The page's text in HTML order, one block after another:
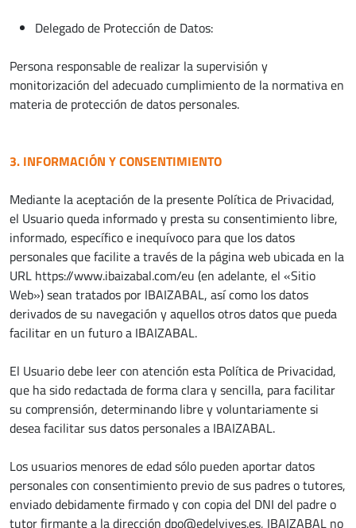
Delegado de Protección de Datos:
Persona responsable de realizar la supervisión y
monitorización del adecuado cumplimiento de la normativa en
materia de protección de datos personales.
3. INFORMACIÓN Y CONSENTIMIENTO
Mediante la aceptación de la presente Política de Privacidad,
el Usuario queda informado y presta su consentimiento libre,
informado, específico e inequívoco para que los datos
personales que facilite a través de la página web ubicada en la
URL https://www.ibaizabal.com/eu (en adelante, el «Sitio
Web») sean tratados por IBAIZABAL, así como los datos
derivados de su navegación y aquellos otros datos que pueda
facilitar en un futuro a IBAIZABAL.
El Usuario debe leer con atención esta Política de Privacidad,
que ha sido redactada de forma clara y sencilla, para facilitar
su comprensión, determinando libre y voluntariamente si
desea facilitar sus datos personales a IBAIZABAL.
Los usuarios menores de edad sólo pueden aportar datos
personales con consentimiento previo de sus padres o tutores,
enviado debidamente firmado y con copia del DNI del padre o
tutor firmante a la dirección dpo@edelvives.es, IBAIZABAL no